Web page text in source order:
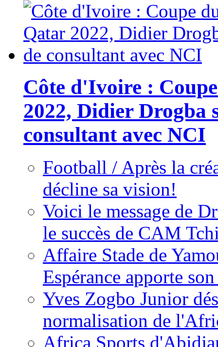
Côte d'Ivoire :
2022, Didier Drogba
consultant avec NCI
Football / Après la
décline sa vision!
Voici le message de
le succès de CAM
Affaire Stade de
Espérance apporte
Yves Zogbo Junior
normalisation de
Africa Sports